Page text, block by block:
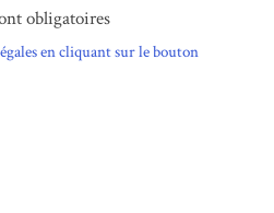
obligatoires
en cliquant sur le bouton